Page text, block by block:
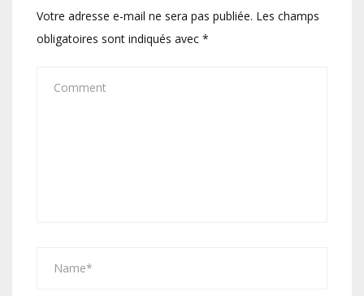
Votre adresse e-mail ne sera pas publiée. Les champs
obligatoires sont indiqués avec *